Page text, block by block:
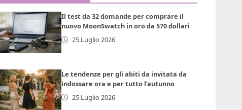
Il test da 32 domande per comprare il
nuovo MoonSwatch in oro da 570 dollari
25 Luglio 2026
Le tendenze per gli abiti da invitata da
indossare ora e per tutto l’autunno
25 Luglio 2026